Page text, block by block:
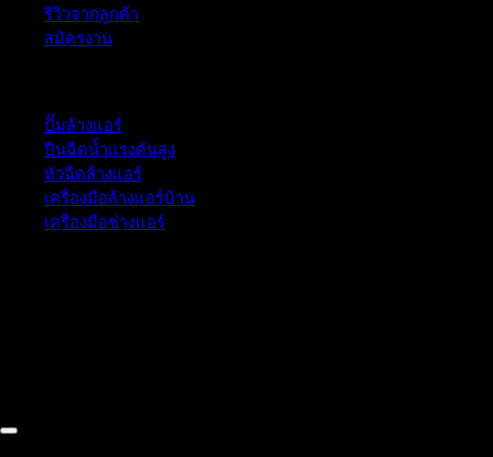
รีวิวจากลูกค้า
สมัครงาน
ปั๊มล้างแอร์
ปืนฉีดน้ำเเรงดันสูง
หัวฉีดล้างแอร์
เครื่องมือล้างแอร์บ้าน
เครื่องมือช่างแอร์